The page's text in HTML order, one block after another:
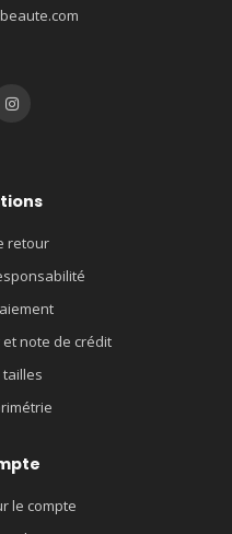
retour
note de crédit
le compte